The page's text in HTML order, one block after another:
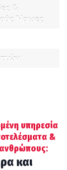
&
Ήρωες
υπηρεσία
&
και